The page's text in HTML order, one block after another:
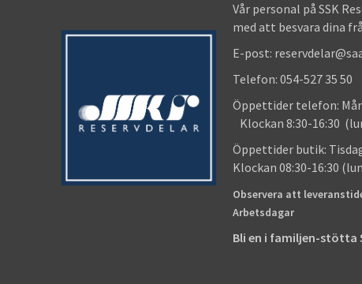
Vår personal på SSK
med att besvara dina
E-post:
Telefon: 054-527 35 50
Öppettider telefon:
Klockan 8:30-16:30
Öppettider butik:
Klockan 08:30-16:30
Observera att
Arbetsdagar
Bli en i familjen-stötta